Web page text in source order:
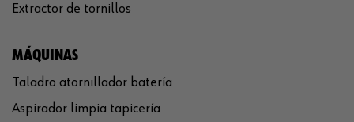
Extractor de tornillos
MÁQUINAS
Taladro atornillador batería
Aspirador limpia tapicería